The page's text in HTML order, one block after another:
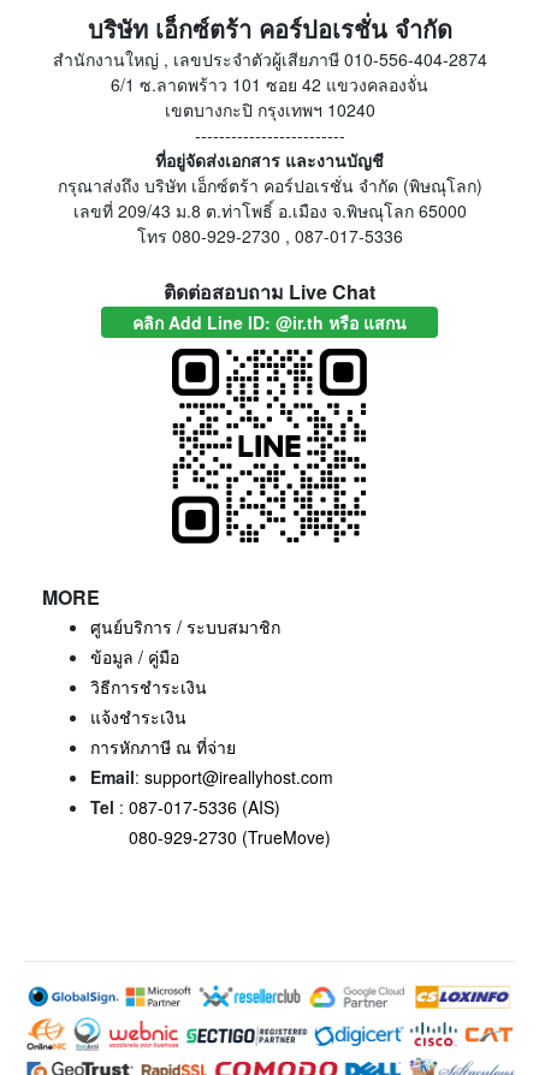
บริษัท เอ็กซ์ตร้า คอร์ปอเรชั่น จำกัด
สำนักงานใหญ่ , เลขประจำตัวผู้เสียภาษี 010-556-404-2874
6/1 ซ.ลาดพร้าว 101 ซอย 42 แขวงคลองจั่น
เขตบางกะปิ กรุงเทพฯ 10240
-------------------------
ที่อยู่จัดส่งเอกสาร และงานบัญชี
กรุณาส่งถึง บริษัท เอ็กซ์ตร้า คอร์ปอเรชั่น จำกัด (พิษณุโลก)
เลขที่ 209/43 ม.8 ต.ท่าโพธิ์ อ.เมือง จ.พิษณุโลก 65000
โทร 080-929-2730 , 087-017-5336
ติดต่อสอบถาม Live Chat
คลิก Add Line ID: @ir.th หรือ แสกน
MORE
ศูนย์บริการ / ระบบสมาชิก
ข้อมูล / คู่มือ
วิธีการชำระเงิน
แจ้งชำระเงิน
การหักภาษี ณ ที่จ่าย
Email: support@ireallyhost.com
Tel : 087-017-5336 (AIS)
080-929-2730 (TrueMove)